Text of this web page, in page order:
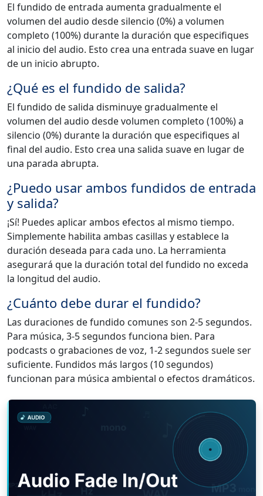
El fundido de entrada aumenta gradualmente el
volumen del audio desde silencio (0%) a volumen
completo (100%) durante la duración que especifiques
al inicio del audio. Esto crea una entrada suave en lugar
de un inicio abrupto.
¿Qué es el fundido de salida?
El fundido de salida disminuye gradualmente el
volumen del audio desde volumen completo (100%) a
silencio (0%) durante la duración que especifiques al
final del audio. Esto crea una salida suave en lugar de
una parada abrupta.
¿Puedo usar ambos fundidos de entrada
y salida?
¡Sí! Puedes aplicar ambos efectos al mismo tiempo.
Simplemente habilita ambas casillas y establece la
duración deseada para cada uno. La herramienta
asegurará que la duración total del fundido no exceda
la longitud del audio.
¿Cuánto debe durar el fundido?
Las duraciones de fundido comunes son 2-5 segundos.
Para música, 3-5 segundos funciona bien. Para
podcasts o grabaciones de voz, 1-2 segundos suele ser
suficiente. Fundidos más largos (10 segundos)
funcionan para música ambiental o efectos dramáticos.